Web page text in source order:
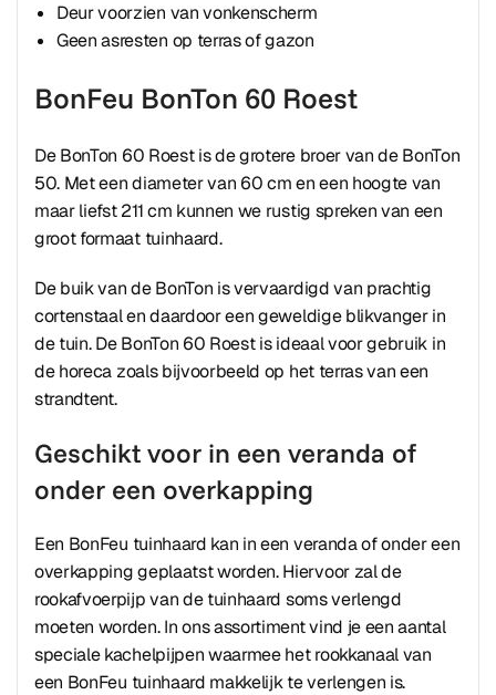
Deur voorzien van vonkenscherm
Geen asresten op terras of gazon
BonFeu BonTon 60 Roest
De BonTon 60 Roest is de grotere broer van de BonTon
50. Met een diameter van 60 cm en een hoogte van
maar liefst 211 cm kunnen we rustig spreken van een
groot formaat tuinhaard.
De buik van de BonTon is vervaardigd van prachtig
cortenstaal en daardoor een geweldige blikvanger in
de tuin. De BonTon 60 Roest is ideaal voor gebruik in
de horeca zoals bijvoorbeeld op het terras van een
strandtent.
Geschikt voor in een veranda of
onder een overkapping
Een BonFeu tuinhaard kan in een veranda of onder een
overkapping geplaatst worden. Hiervoor zal de
rookafvoerpijp van de tuinhaard soms verlengd
moeten worden. In ons assortiment vind je een aantal
speciale kachelpijpen waarmee het rookkanaal van
een BonFeu tuinhaard makkelijk te verlengen is.